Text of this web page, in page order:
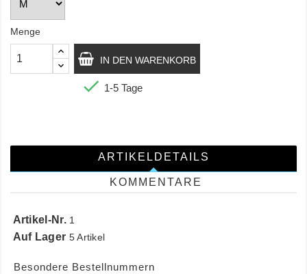
Menge
IN DEN WARENKORB
 1-5 Tage
ARTIKELDETAILS
KOMMENTARE
Artikel-Nr. 1
Auf Lager 5 Artikel
Besondere Bestellnummern